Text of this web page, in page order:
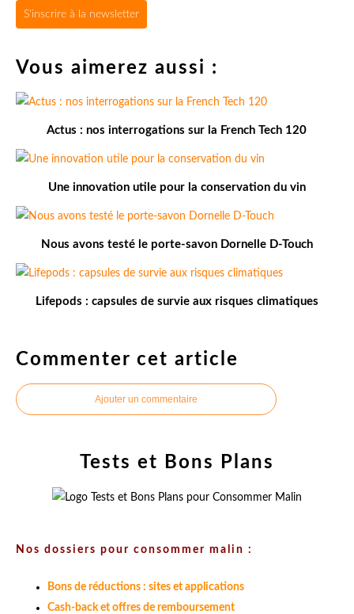
S'inscrire à la newsletter
Vous aimerez aussi :
Actus : nos interrogations sur la French Tech 120
Une innovation utile pour la conservation du vin
Nous avons testé le porte-savon Dornelle D-Touch
Lifepods : capsules de survie aux risques climatiques
Commenter cet article
Ajouter un commentaire
Tests et Bons Plans
Nos dossiers pour consommer malin :
Bons de réductions : sites et applications
Cash-back et offres de remboursement